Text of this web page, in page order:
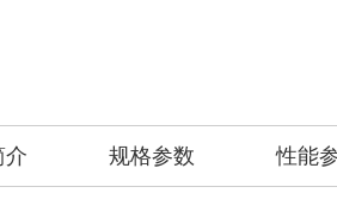
介 规格参数 性能